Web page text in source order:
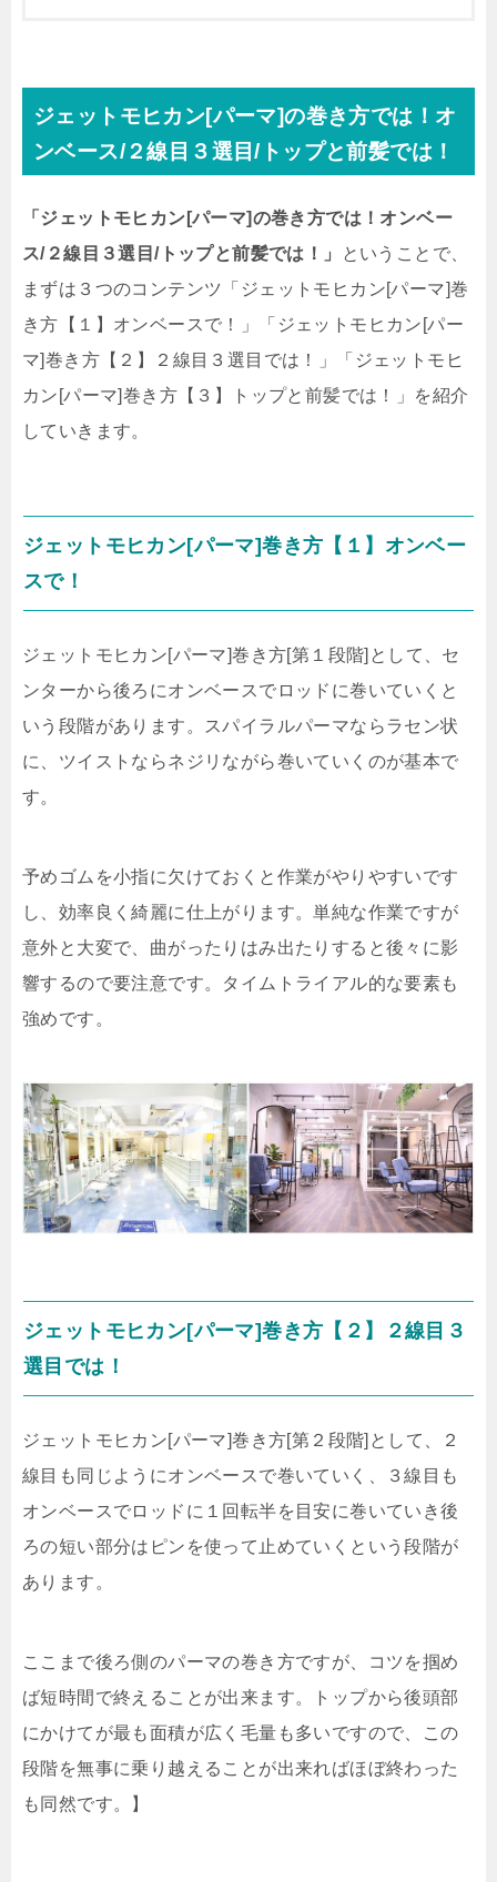
ジェットモヒカン[パーマ]の巻き方では！オ
ンベース/２線目３選目/トップと前髪では！
「ジェットモヒカン[パーマ]の巻き方では！オンベー
ス/２線目３選目/トップと前髪では！」
ということで、
まずは３つのコンテンツ「ジェットモヒカン[パーマ]巻
き方【１】オンベースで！」「ジェットモヒカン[パー
マ]巻き方【２】２線目３選目では！」「ジェットモヒ
カン[パーマ]巻き方【３】トップと前髪では！」を紹介
していきます。
ジェットモヒカン[パーマ]巻き方【１】オンベー
スで！
ジェットモヒカン[パーマ]巻き方[第１段階]として、セ
ンターから後ろにオンベースでロッドに巻いていくと
いう段階があります。スパイラルパーマならラセン状
に、ツイストならネジリながら巻いていくのが基本で
す。
予めゴムを小指に欠けておくと作業がやりやすいです
し、効率良く綺麗に仕上がります。単純な作業ですが
意外と大変で、曲がったりはみ出たりすると後々に影
響するので要注意です。タイムトライアル的な要素も
強めです。
ジェットモヒカン[パーマ]巻き方【２】２線目３
選目では！
ジェットモヒカン[パーマ]巻き方[第２段階]として、２
線目も同じようにオンベースで巻いていく、３線目も
オンベースでロッドに１回転半を目安に巻いていき後
ろの短い部分はピンを使って止めていくという段階が
あります。
ここまで後ろ側のパーマの巻き方ですが、コツを掴め
ば短時間で終えることが出来ます。トップから後頭部
にかけてが最も面積が広く毛量も多いですので、この
段階を無事に乗り越えることが出来ればほぼ終わった
も同然です。】